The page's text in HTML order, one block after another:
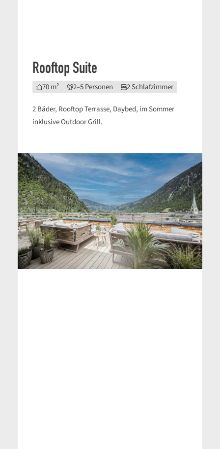
Rooftop Suite
70 m² 2–5 Personen 2 Schlafzimmer
2 Bäder, Rooftop Terrasse, Daybed, im Sommer
inklusive Outdoor Grill.